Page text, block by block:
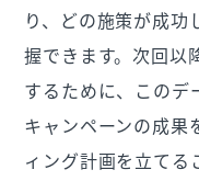
り、どの施策が成
握できます。次回以
するために、このデ
キャンペーンの成果
ィング計画を立てる